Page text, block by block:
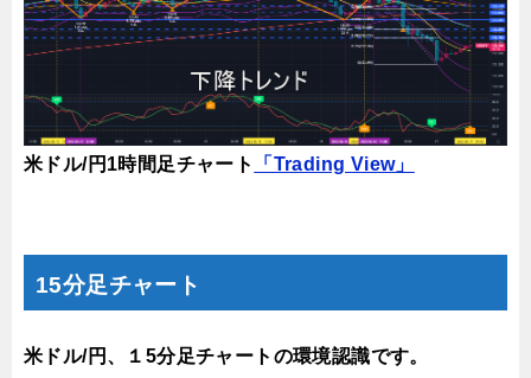
米ドル/円1時間足チャート 「Trading View」
15分足チャート
米ドル/円、１5分足チャートの環境認識です。